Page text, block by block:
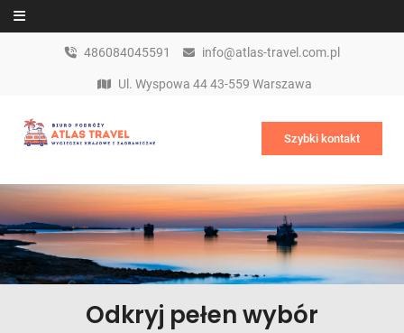
Skip to content
486084045591 info@atlas-travel.com.pl
Ul. Wyspowa 44 43-559 Warszawa
Szybki kontakt
Odkryj pełen wybór